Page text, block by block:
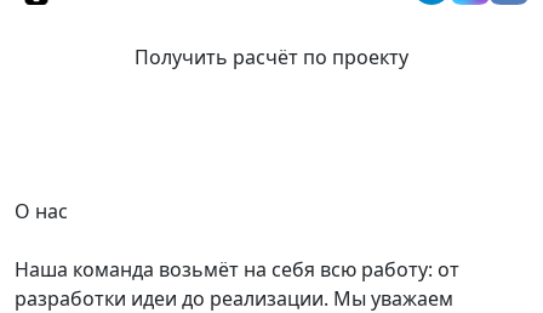
Получить расчёт по проекту
О нас
Наша команда возьмёт на себя всю работу: от
разработки идеи до реализации. Мы уважаем